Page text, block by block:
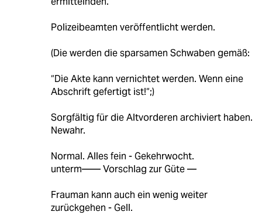
Polizeibeamten veröffentlicht werden.
(Die werden die sparsamen Schwaben gemäß:
“Die Akte kann vernichtet werden. Wenn eine
Abschrift gefertigt ist!“;)
Sorgfältig für die Altvorderen archiviert haben.
Newahr.
Normal. Alles fein - Gekehrwocht.
unterm—— Vorschlag zur Güte —
Frauman kann auch ein wenig weiter
zurückgehen - Gell.